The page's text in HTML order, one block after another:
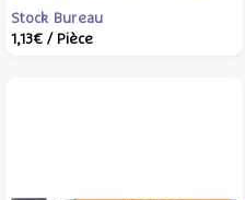
fluo - STABILO
Stock Bureau
1,13€ / Pièce